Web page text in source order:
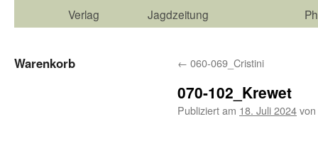
Verlag
Jagdzeitung
← 060-069_Cristini
070-102_Krewet
Publiziert am 18. Juli 2024von
Warenkorb